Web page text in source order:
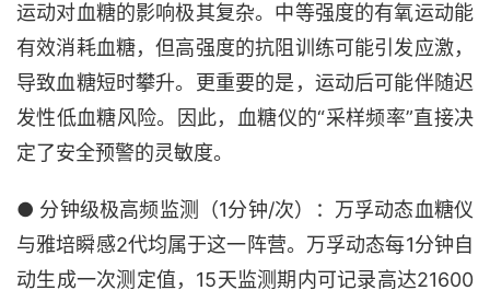
运动对血糖的影响极其复杂。中等强度的有氧运动能
有效消耗血糖，但高强度的抗阻训练可能引发应激，
导致血糖短时攀升。更重要的是，运动后可能伴随迟
发性低血糖风险。因此，血糖仪的“采样频率”直接决
定了安全预警的灵敏度。
● 分钟级极高频监测（1分钟/次）：万孚动态血糖仪
与雅培瞬感2代均属于这一阵营。万孚动态每1分钟自
动生成一次测定值，15天监测期内可记录高达21600